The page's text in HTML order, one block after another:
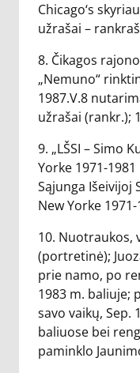
Chicago‘s
užrašai –
8. Čikagos
„Nemuno“
1987.V.8
užrašai (rankr.);
9. „LŠSI – Simo
Yorke 1971-
Sąjunga Išeivijoj
New Yorke
10. Nuotraukos,
(portretinė);
prie namo, po
1983 m. baliuje;
savo vaikų, Sep.
baliuose bei
paminklo